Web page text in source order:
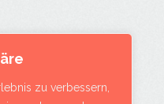
zu verbessern,